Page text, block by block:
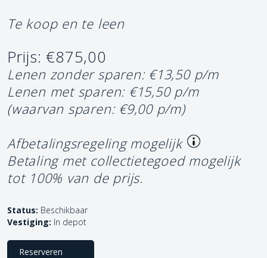
Te koop en te leen
Prijs: €875,00
Lenen zonder sparen: €13,50 p/m
Lenen met sparen: €15,50 p/m
(waarvan sparen: €9,00 p/m)
Afbetalingsregeling mogelijk
Betaling met collectietegoed mogelijk
tot 100% van de prijs.
Status: Beschikbaar
Vestiging: In depot
Reserveren